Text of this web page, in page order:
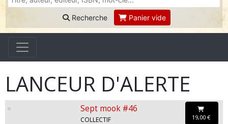
Recherche Panier vide
LANCEUR D'ALERTE
Sept mook #46
COLLECTIF 19,00 €